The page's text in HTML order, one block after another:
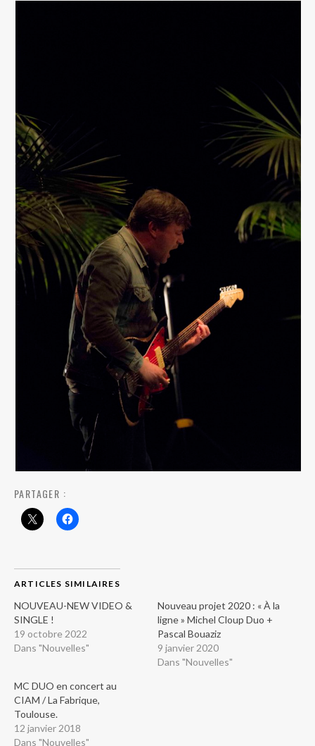
PARTAGER :
ARTICLES SIMILAIRES
NOUVEAU-NEW VIDEO &
SINGLE !
19 octobre 2022
Dans "Nouvelles"
Nouveau projet 2020 : « À la
ligne » Michel Cloup Duo +
Pascal Bouaziz
9 janvier 2020
Dans "Nouvelles"
MC DUO en concert au
CIAM / La Fabrique,
Toulouse.
12 janvier 2018
Dans "Nouvelles"